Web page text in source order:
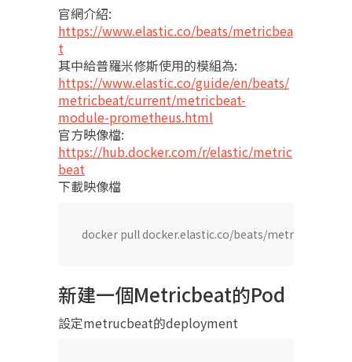
官網介紹:
https://www.elastic.co/beats/metricbea
t
其中給普羅米修斯使用的模組為:
https://www.elastic.co/guide/en/beats/
metricbeat/current/metricbeat-
module-prometheus.html
官方映像檔:
https://hub.docker.com/r/elastic/metric
beat
下載映像檔
docker pull docker.elastic.co/beats/metricbeat:8.5.3
新建一個Metricbeat的Pod​
設定metrucbeat的deployment